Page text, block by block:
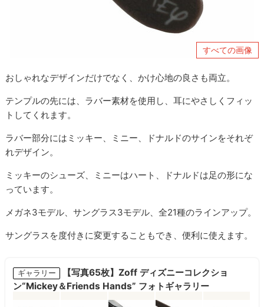
すべての画像
おしゃれなデザインだけでなく、かけ心地の良さも両立。
テンプルの先には、ラバー素材を使用し、耳にやさしくフィッ
トしてくれます。
ラバー部分にはミッキー、ミニー、ドナルドのサインをそれぞ
れデザイン。
ミッキーのシューズ、ミニーはハート、ドナルドは足の形にな
っています。
メガネ3モデル、サングラス3モデル、全21種のラインアップ。
サングラスを度付きに変更することもでき、便利に使えます。
ギャラリー
【写真65枚】Zoff ディズニーコレクショ
ン“Mickey＆Friends Hands” フォトギャラリー